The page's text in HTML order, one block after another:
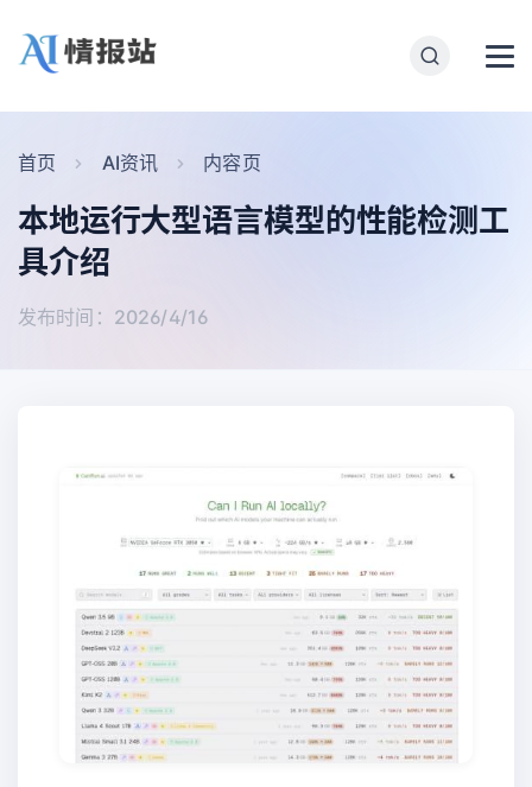
首页 AI资讯 内容页
本地运行大型语言模型的性能检测工
具介绍
发布时间：2026/4/16